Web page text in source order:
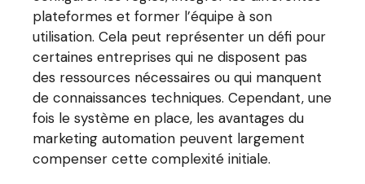
plateformes et former l’équipe à son
utilisation. Cela peut représenter un défi pour
certaines entreprises qui ne disposent pas
des ressources nécessaires ou qui manquent
de connaissances techniques. Cependant, une
fois le système en place, les avantages du
marketing automation peuvent largement
compenser cette complexité initiale.